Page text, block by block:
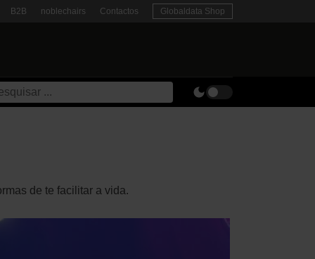
B2B noblechairs Contactos Globaldata Shop
de te facilitar a vida.